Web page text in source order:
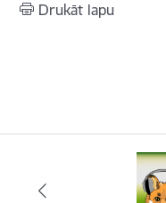
Drukāt lapu